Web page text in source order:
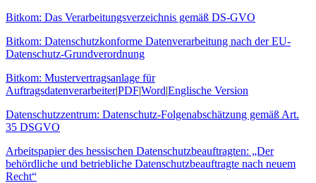
Bitkom: Das Verarbeitungsverzeichnis gemäß DS-GVO
Bitkom: Datenschutzkonforme Datenverarbeitung nach der EU-
Datenschutz-Grundverordnung
Bitkom: Mustervertragsanlage für
Auftragsdatenverarbeiter|PDF|Word|Englische Version
Datenschutzzentrum: Datenschutz-Folgenabschätzung gemäß Art.
35 DSGVO
Arbeitspapier des hessischen Datenschutzbeauftragten: „Der
behördliche und betriebliche Datenschutzbeauftragte nach neuem
Recht“